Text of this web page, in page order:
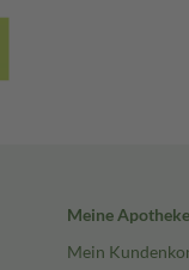
Meine Apotheke
Mein